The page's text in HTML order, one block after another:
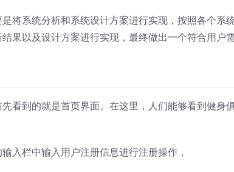
将系统分析和系统设计方案进行实现，按照各个系
果以及设计方案进行实现，最终做出一个符合用户需
看到的就是首页界面。在这里，人们能够看到健身
入栏中输入用户注册信息进行注册操作，